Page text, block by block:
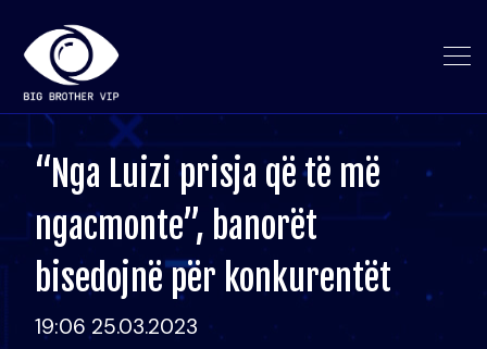
“Nga Luizi prisja që të më
ngacmonte”, banorët
bisedojnë për konkurentët
19:06 25.03.2023